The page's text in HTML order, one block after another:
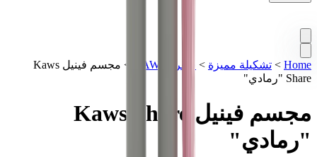
Home
> تشكيلة مميزة > فيغرز KAWS >
مجسم فينيل Kaws
Share "رمادي"
مجسم فينيل Kaws Share
"رمادي"